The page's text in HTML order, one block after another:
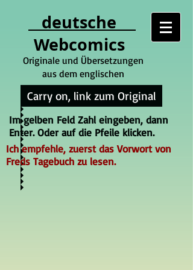
deutsche
Webcomics
Originale und Übersetzungen
aus dem englischen
Carry on, link zum Original
Im gelben Feld Zahl eingeben, dann
Enter. Oder auf die Pfeile klicken.
Ich empfehle, zuerst das Vorwort von
Freds Tagebuch zu lesen.